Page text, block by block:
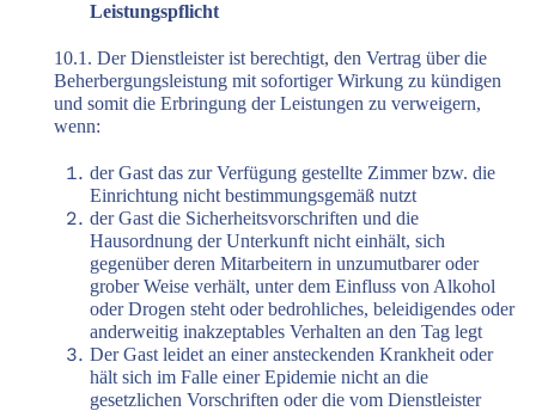
Leistungspflicht
10.1. Der Dienstleister ist berechtigt, den Vertrag über die
Beherbergungsleistung mit sofortiger Wirkung zu kündigen
und somit die Erbringung der Leistungen zu verweigern,
wenn:
der Gast das zur Verfügung gestellte Zimmer bzw. die
Einrichtung nicht bestimmungsgemäß nutzt
der Gast die Sicherheitsvorschriften und die
Hausordnung der Unterkunft nicht einhält, sich
gegenüber deren Mitarbeitern in unzumutbarer oder
grober Weise verhält, unter dem Einfluss von Alkohol
oder Drogen steht oder bedrohliches, beleidigendes oder
anderweitig inakzeptables Verhalten an den Tag legt
Der Gast leidet an einer ansteckenden Krankheit oder
hält sich im Falle einer Epidemie nicht an die
gesetzlichen Vorschriften oder die vom Dienstleister